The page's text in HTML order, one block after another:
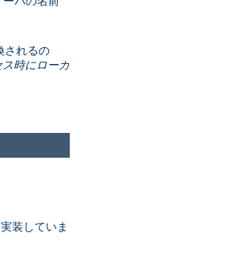
されるの
時にローカ
装していま